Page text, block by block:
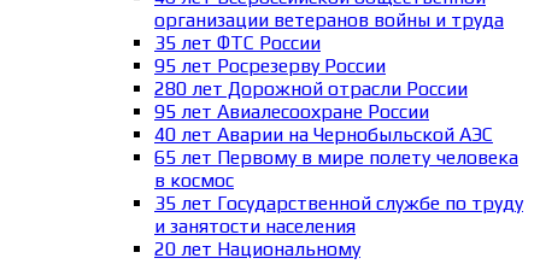
организации ветеранов войны и труда
35 лет ФТС России
95 лет Росрезерву России
280 лет Дорожной отрасли России
95 лет Авиалесоохране России
40 лет Аварии на Чернобыльской АЭС
65 лет Первому в мире полету человека
в космос
35 лет Государственной службе по труду
и занятости населения
20 лет Национальному